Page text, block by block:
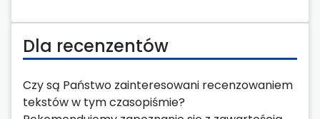
Dla recenzentów
Czy są Państwo zainteresowani recenzowaniem
tekstów w tym czasopiśmie?